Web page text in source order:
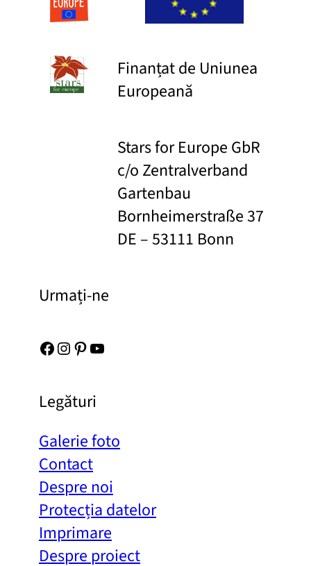
Finanțat de Uniunea
Europeană
Stars for Europe GbR
c/o Zentralverband
Gartenbau
Bornheimerstraße 37
DE – 53111 Bonn
Urmați-ne
Facebook Instagram Pinterest YouTube
Legături
Galerie foto
Contact
Despre noi
Protecția datelor
Imprimare
Despre proiect